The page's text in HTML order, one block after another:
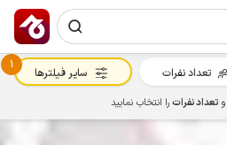
تعداد نفرات
1
سایر فیلترها
و تعداد نفراترا انتخاب نمایید